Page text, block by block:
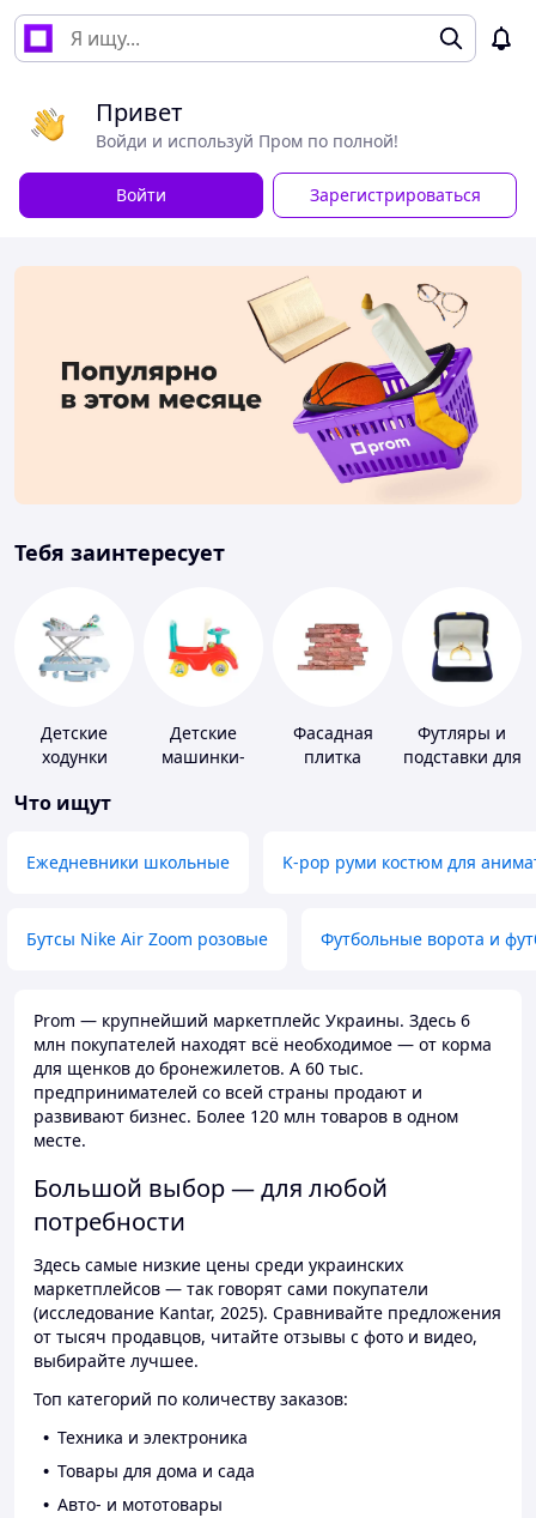
Привет
Войди и используй Пром по полной!
Войти Зарегистрироваться
Тебя заинтересует
Детские
ходунки
Детские
машинки-
Фасадная
плитка
Футляры и
подставки для
Что ищут
Ежедневники школьные K-pop руми костюм для
Бутсы Nike Air Zoom розовые Футбольные ворота и
Prom — крупнейший маркетплейс Украины. Здесь 6
млн покупателей находят всё необходимое — от корма
для щенков до бронежилетов. А 60 тыс.
предпринимателей со всей страны продают и
развивают бизнес. Более 120 млн товаров в одном
месте.
Большой выбор — для любой
потребности
Здесь самые низкие цены среди украинских
маркетплейсов — так говорят сами покупатели
(исследование Kantar, 2025). Сравнивайте предложения
от тысяч продавцов, читайте отзывы с фото и видео,
выбирайте лучшее.
Топ категорий по количеству заказов:
Техника и электроника
Товары для дома и сада
Авто- и мототовары